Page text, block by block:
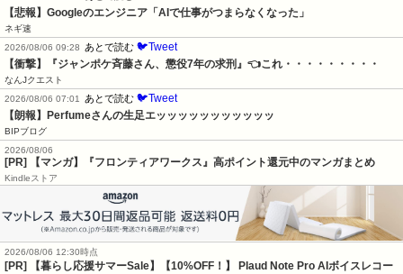
【悲報】Googleのエンジニア「AIで仕事がつまらなくなった」
ネギ速
2026/08/06 09:28
あとで読む 🐦Tweet
【衝撃】『ジャンポケ斉藤さん、懲役7年の求刑』👈これ・・・・・・・・・
なんJクエスト
2026/08/06 07:01
あとで読む 🐦Tweet
【朗報】Perfumeさんの生足エッッッッッッッッッッッ
BIPブログ
2026/08/06
[PR] 【マンガ】『フロンティアワークス』高ポイント還元中のマンガまとめ
Kindleストア
2026/08/06 12:30時点
[PR] 【暮らし応援サマーSale】【10%OFF！】 Plaud Note Pro AIボイスレコー